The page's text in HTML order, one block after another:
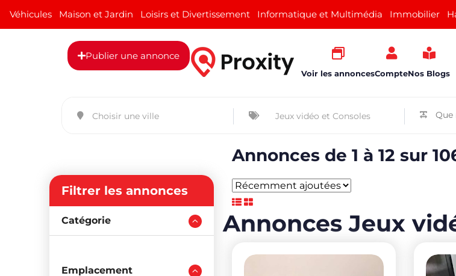
Véhicules Maison et Jardin Loisirs et Divertissement Informatique et Multimédia Immobilier
Publier une annonce
Voir les annoncesCompteNos Blogs
Filtrer les annonces
Catégorie
Annonces de 1 à 12 sur
Annonces Jeux